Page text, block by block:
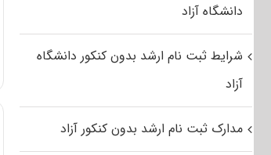
دانشگاه آزاد
شرایط ثبت نام ارشد بدون کنکور دانشگاه
آزاد
مدارک ثبت نام ارشد بدون کنکور آزاد